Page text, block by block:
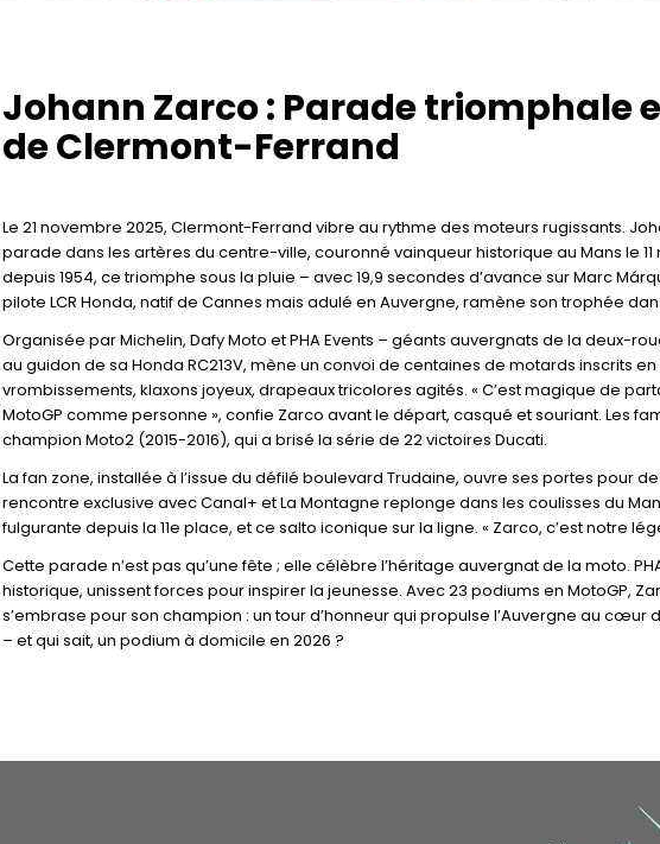
Johann Zarco : Parade triomphale
de Clermont-Ferrand
Le 21 novembre 2025, Clermont-Ferrand vibre au rythme des moteurs rugissants.
parade dans les artères du centre-ville, couronné vainqueur historique au Mans le
depuis 1954, ce triomphe sous la pluie – avec 19,9 secondes d’avance sur Marc
pilote LCR Honda, natif de Cannes mais adulé en Auvergne, ramène son trophée
Organisée par Michelin, Dafy Moto et PHA Events – géants auvergnats de la deux-
au guidon de sa Honda RC213V, mène un convoi de centaines de motards inscrits
vrombissements, klaxons joyeux, drapeaux tricolores agités. « C’est magique de
MotoGP comme personne », confie Zarco avant le départ, casqué et souriant. Les
champion Moto2 (2015-2016), qui a brisé la série de 22 victoires Ducati.
La fan zone, installée à l’issue du défilé boulevard Trudaine, ouvre ses portes pour
rencontre exclusive avec Canal+ et La Montagne replonge dans les coulisses du
fulgurante depuis la 11e place, et ce salto iconique sur la ligne. « Zarco, c’est notre
Cette parade n’est pas qu’une fête ; elle célèbre l’héritage auvergnat de la moto.
historique, unissent forces pour inspirer la jeunesse. Avec 23 podiums en MotoGP,
s’embrase pour son champion : un tour d’honneur qui propulse l’Auvergne au
– et qui sait, un podium à domicile en 2026 ?